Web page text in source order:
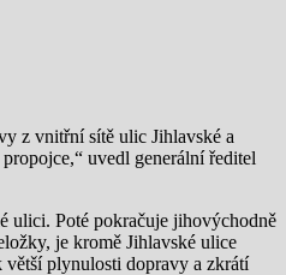
z vnitřní sítě ulic Jihlavské a
uvedl generální ředitel
ulici. Poté pokračuje jihovýchodně
je kromě Jihlavské ulice
plynulosti dopravy a zkrátí